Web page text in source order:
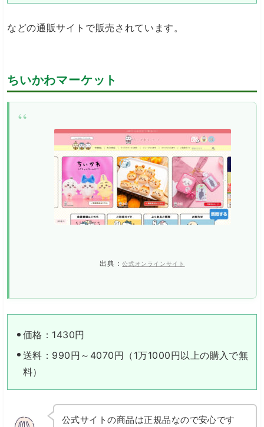
などの通販サイトで販売されています。
ちいかわマーケット
出典：公式オンラインサイト
価格：1430円
送料：990円～4070円（1万1000円以上の購入で無
料）
公式サイトの商品は正規品なので安心です